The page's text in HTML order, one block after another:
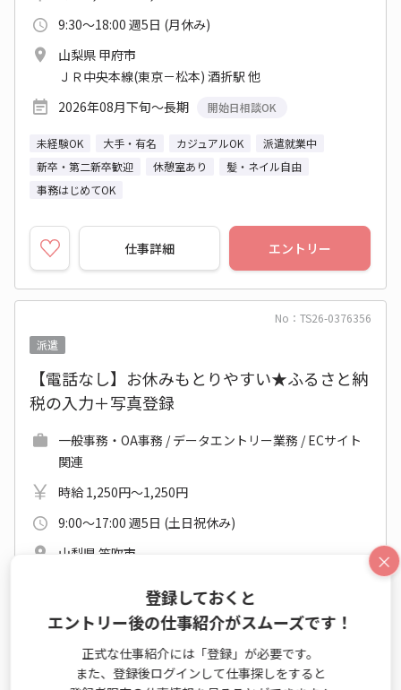
9:30～18:00 週5日 (月休み)
山梨県 甲府市
ＪＲ中央本線(東京－松本) 酒折駅 他
2026年08月下旬～長期
開始日相談OK
未経験OK 大手・有名 カジュアルOK
派遣就業中
新卒・第二新卒歓迎
休憩室あり
髪・ネイル自由
事務はじめてOK
仕事詳細 エントリー
No：TS26-0376356
派遣
【電話なし】お休みもとりやすい★ふるさと納
税の入力＋写真登録
一般事務・OA事務 / データエントリー業務 / ECサイト
関連
時給 1,250円～1,250円
9:00～17:00 週5日 (土日祝休み)
山梨県 笛吹市
2026年08月下旬～長期
開始日相談OK
新卒・第二新卒歓迎
休憩室あり
電話対応なし
×
登録しておくと
エントリー後の仕事紹介がスムーズです！
正式な仕事紹介には「登録」が必要です。
また、登録後ログインして仕事探しをすると